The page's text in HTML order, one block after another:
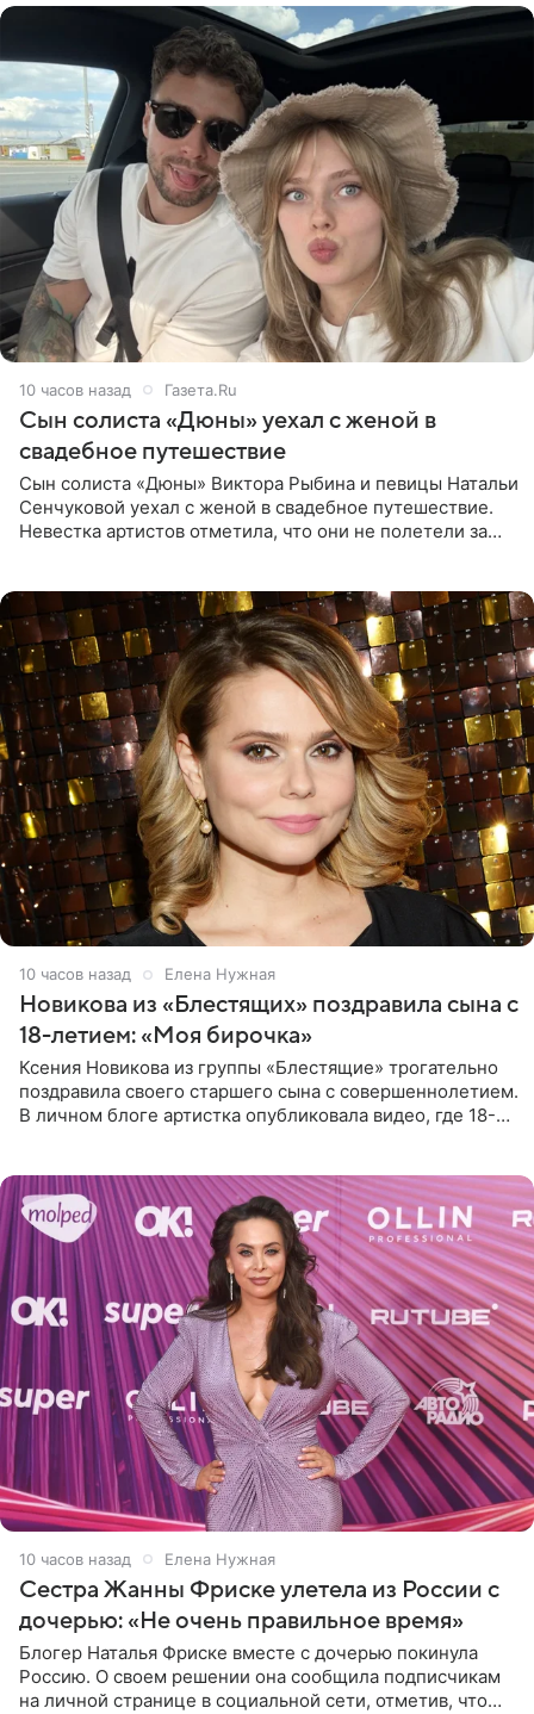
10 часов назад Газета.Ru
Сын солиста «Дюны» уехал с женой в
свадебное путешествие
Сын солиста «Дюны» Виктора Рыбина и певицы Натальи
Сенчуковой уехал с женой в свадебное путешествие.
Невестка артистов отметила, что они не полетели за
10 часов назад Елена Нужная
Новикова из «Блестящих» поздравила сына с
18-летием: «Моя бирочка»
Ксения Новикова из группы «Блестящие» трогательно
поздравила своего старшего сына с совершеннолетием.
В личном блоге артистка опубликовала видео, где 18-
10 часов назад Елена Нужная
Сестра Жанны Фриске улетела из России с
дочерью: «Не очень правильное время»
Блогер Наталья Фриске вместе с дочерью покинула
Россию. О своем решении она сообщила подписчикам
на личной странице в социальной сети, отметив, что